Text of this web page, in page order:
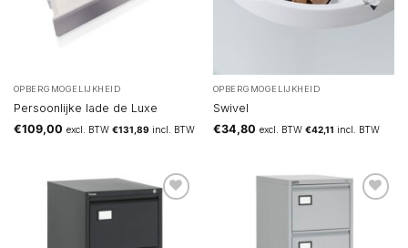
OPBERGMOGELIJKHEID
Persoonlijke lade de Luxe
€109,00 excl. BTW €131,89incl. BTW
OPBERGMOGELIJKHEID
Swivel
€34,80 excl. BTW €42,11 incl. BTW